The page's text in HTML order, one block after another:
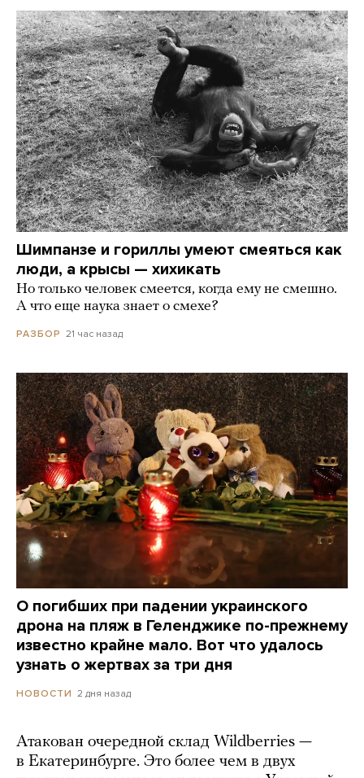
Шимпанзе и гориллы умеют смеяться как
люди, а крысы — хихикать
Но только человек смеется, когда ему не смешно.
А что еще наука знает о смехе?
РАЗБОР 21 час назад
О погибших при падении украинского
дрона на пляж в Геленджике по-прежнему
известно крайне мало. Вот что удалось
узнать о жертвах за три дня
НОВОСТИ 2 дня назад
Атакован очередной склад Wildberries —
в Екатеринбурге. Это более чем в двух